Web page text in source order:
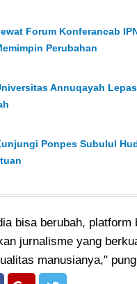
Forum Konferancab
Perubahan
Annuqayah
Ponpes Subulul
bisa berubah,
jurnalisme yang
manusianya,"